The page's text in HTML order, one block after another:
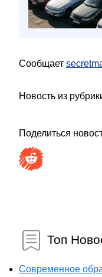
Сообщает
Новость из
Поделиться
Топ
Современное